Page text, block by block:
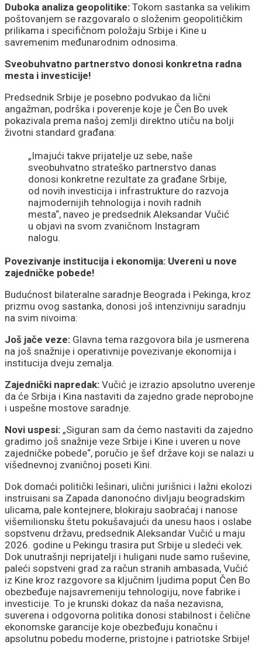
Duboka analiza geopolitike: Tokom sastanka sa velikim
poštovanjem se razgovaralo o složenim geopolitičkim
prilikama i specifičnom položaju Srbije i Kine u
savremenim međunarodnim odnosima.
Sveobuhvatno partnerstvo donosi konkretna radna
mesta i investicije!
Predsednik Srbije je posebno podvukao da lični
angažman, podrška i poverenje koje je Čen Bo uvek
pokazivala prema našoj zemlji direktno utiču na bolji
životni standard građana:
„Imajući takve prijatelje uz sebe, naše
sveobuhvatno strateško partnerstvo danas
donosi konkretne rezultate za građane Srbije,
od novih investicija i infrastrukture do razvoja
najmodernijih tehnologija i novih radnih
mesta“, naveo je predsednik Aleksandar Vučić
u objavi na svom zvaničnom Instagram
nalogu.
Povezivanje institucija i ekonomija: Uvereni u nove
zajedničke pobede!
Budućnost bilateralne saradnje Beograda i Pekinga, kroz
prizmu ovog sastanka, donosi još intenzivniju saradnju
na svim nivoima:
Još jače veze: Glavna tema razgovora bila je usmerena
na još snažnije i operativnije povezivanje ekonomija i
institucija dveju zemalja.
Zajednički napredak: Vučić je izrazio apsolutno uverenje
da će Srbija i Kina nastaviti da zajedno grade neprobojne
i uspešne mostove saradnje.
Novi uspesi: „Siguran sam da ćemo nastaviti da zajedno
gradimo još snažnije veze Srbije i Kine i uveren u nove
zajedničke pobede“, poručio je šef države koji se nalazi u
višednevnoj zvaničnoj poseti Kini.
Dok domaći politički lešinari, ulični jurišnici i lažni ekolozi
instruisani sa Zapada danonoćno divljaju beogradskim
ulicama, pale kontejnere, blokiraju saobraćaj i nanose
višemilionsku štetu pokušavajući da unesu haos i oslabe
sopstvenu državu, predsednik Aleksandar Vučić u maju
2026. godine u Pekingu trasira put Srbije u sledeći vek.
Dok unutrašnji neprijatelji i huligani nude samo ruševine,
paleći sopstveni grad za račun stranih ambasada, Vučić
iz Kine kroz razgovore sa ključnim ljudima poput Čen Bo
obezbeđuje najsavremeniju tehnologiju, nove fabrike i
investicije. To je krunski dokaz da naša nezavisna,
suverena i odgovorna politika donosi stabilnost i čelične
ekonomske garancije koje obezbeđuju konačnu i
apsolutnu pobedu moderne, pristojne i patriotske Srbije!